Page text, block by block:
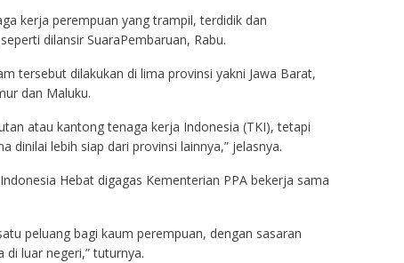
kerja perempuan yang trampil, terdidik dan
dilansir SuaraPembaruan, Rabu.
tersebut dilakukan di lima provinsi yakni Jawa Barat,
dan Maluku.
atau kantong tenaga kerja Indonesia (TKI), tetapi
dinilai lebih siap dari provinsi lainnya,” jelasnya.
Hebat digagas Kementerian PPA bekerja sama
peluang bagi kaum perempuan, dengan sasaran
luar negeri,” tuturnya.